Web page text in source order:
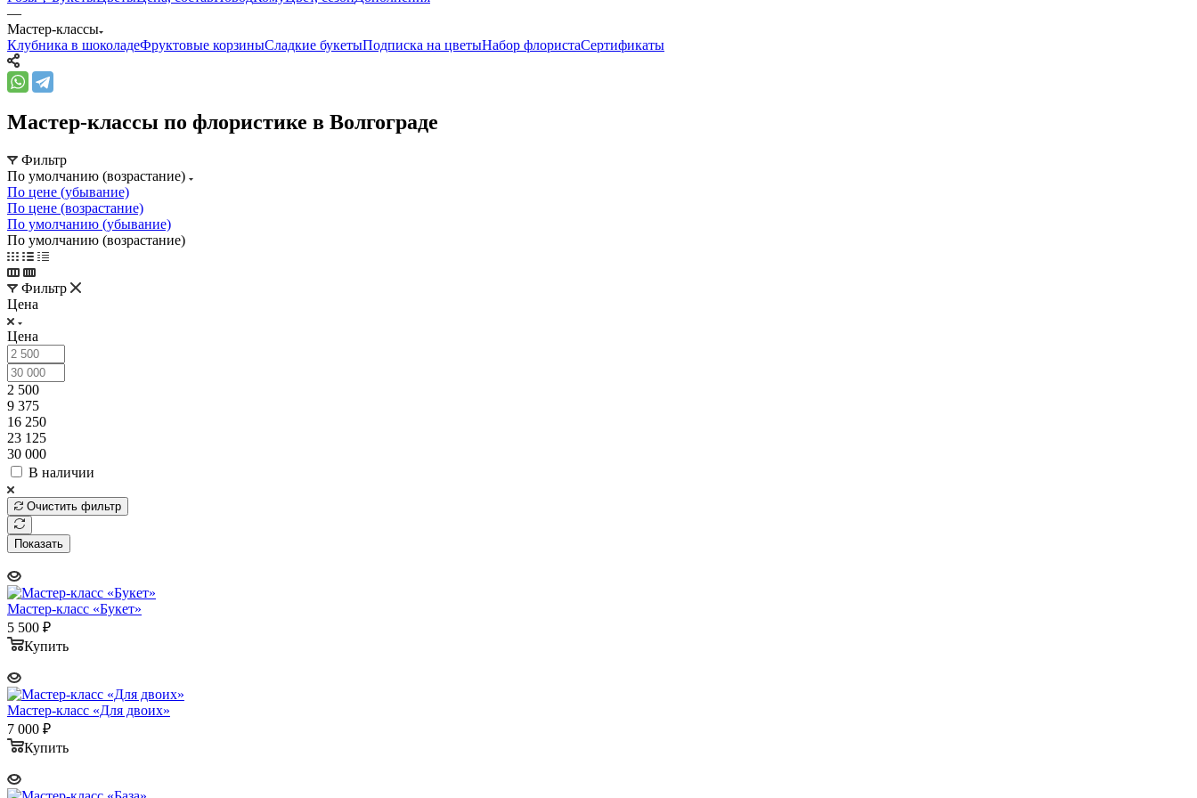
—
Мастер-классы
Клубника в шоколадеФруктовые корзиныСладкие букетыПодписка на цветыНабор флористаСертификаты
Мастер-классы по флористике в Волгограде
Фильтр
По умолчанию (возрастание)
По цене (убывание)
По цене (возрастание)
По умолчанию (убывание)
По умолчанию (возрастание)
Фильтр
Цена
Цена
2 500
9 375
16 250
23 125
30 000
В наличии
Очистить фильтр
Показать
Мастер-класс «Букет»
5 500 ₽
Купить
Мастер-класс «Для двоих»
7 000 ₽
Купить